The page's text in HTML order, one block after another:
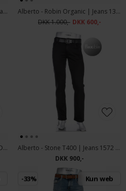
Alberto - Pipe | Jeans 9287 890 Navy
Alberto - Robin Organic | Jeans 1381 890 Navy
DKK 1.000,- DKK 600,-
Alberto - Stone | Jeans 1484 895 Dark Blue
Alberto - Stone T400 | Jeans 1572 997 Sort
DKK 900,-
-33% Kun web